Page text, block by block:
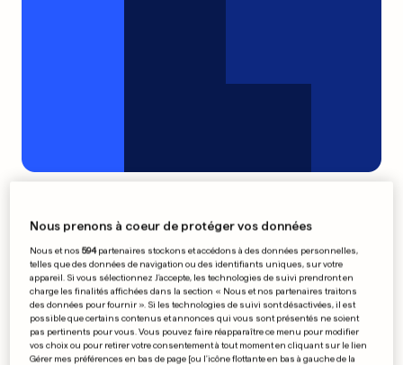
Qatar
Onesta satisfait du bronze
Nous prenons à coeur de protéger vos données
Nous et nos594partenaires stockons et accédons à des données personnelles,
telles que des données de navigation ou des identifiants uniques, sur votre
appareil. Si vous sélectionnez J'accepte, les technologies de suivi prendront en
charge les finalités affichées dans la section « Nous et nos partenaires traitons
des données pour fournir ». Si les technologies de suivi sont désactivées, il est
possible que certains contenus et annonces qui vous sont présentés ne soient
pas pertinents pour vous. Vous pouvez faire réapparaître ce menu pour modifier
vos choix ou pour retirer votre consentement à tout moment en cliquant sur le lien
Gérer mes préférences en bas de page [ou l'icône flottante en bas à gauche de la